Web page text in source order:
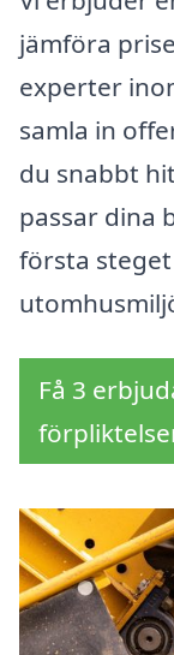
jämföra
experter
samla in
du snabbt
passar dina
första
Få 3